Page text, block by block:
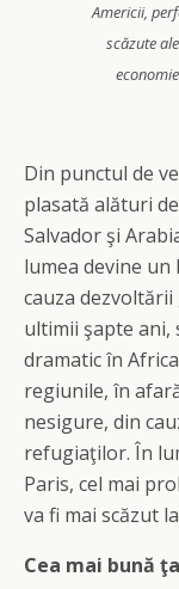
Americii,
scăzute
Din punctul de
plasată alături
Salvador şi
lumea devine
cauza
ultimii şapte ani,
dramatic în
regiunile, în
nesigure, din
refugiaţilor. În
Paris, cel mai
va fi mai scăzut
Cea mai bună